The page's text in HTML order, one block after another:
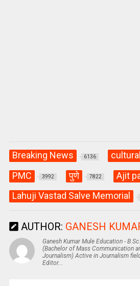
Breaking News 6136 cultural
PMC 3992 पुणे 7822 Ajit
Lahuji Vastad Salve Memorial
AUTHOR: GANESH
Ganesh Kumar Mule Education -
(Bachelor of Mass Communication
Journalism) Active in Journalism
Editor...